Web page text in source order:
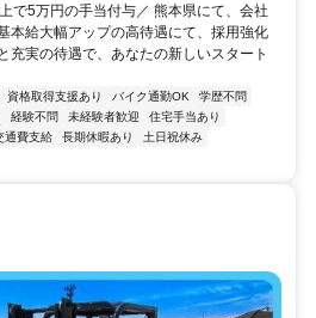
で5万円の手当付与／ 熊本県にて、会社
本給大幅アップの高待遇にて、採用強化
充実の待遇で、あなたの新しいスタート
資格取得支援あり バイク通勤OK
学歴不問
経験不問 未経験者歓迎
住宅手当あり
通費支給 長期休暇あり
土日祝休み